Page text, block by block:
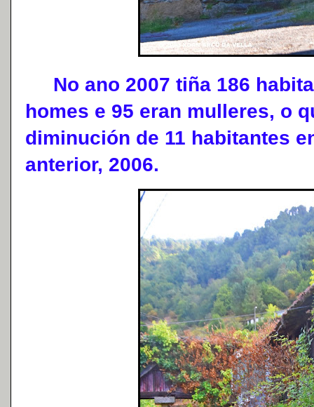
No ano 2007 tiña 186
homes e 95 eran mulleres, o
diminución de 11 habitantes
anterior, 2006.